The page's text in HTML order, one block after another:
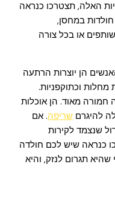
האלה, תצטרכו כנראה
במחסן,
או בכל צורה
הן יוצרות הרתעה
מחלות וכתוקפניות.
חמורה מאוד. הן אוכלות
להיגרם שריפה. אם
שנצמד לקירות
כנראה שיש לכם חולדה
שהיא תגרום לנזק, והיא